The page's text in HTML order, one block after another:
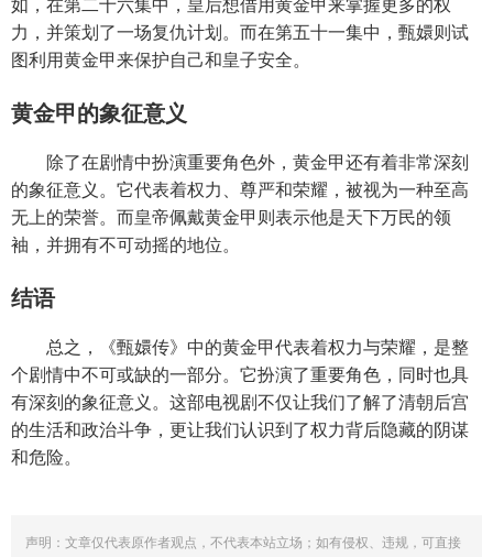
力，并策划了一场复仇计划。而在第五十一集中，甄嬛则试
图利用黄金甲来保护自己和皇子安全。
黄金甲的象征意义
除了在剧情中扮演重要角色外，黄金甲还有着非常深刻
的象征意义。它代表着权力、尊严和荣耀，被视为一种至高
无上的荣誉。而皇帝佩戴黄金甲则表示他是天下万民的领
袖，并拥有不可动摇的地位。
结语
总之，《甄嬛传》中的黄金甲代表着权力与荣耀，是整
个剧情中不可或缺的一部分。它扮演了重要角色，同时也具
有深刻的象征意义。这部电视剧不仅让我们了解了清朝后宫
的生活和政治斗争，更让我们认识到了权力背后隐藏的阴谋
和危险。
声明：文章仅代表原作者观点，不代表本站立场；如有侵权、违规，可直接